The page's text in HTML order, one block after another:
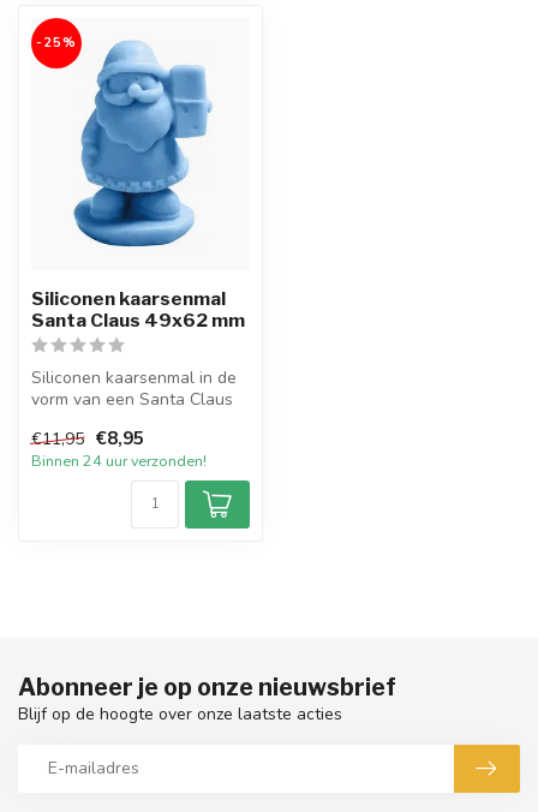
-25%
Siliconen kaarsenmal
Santa Claus 49x62 mm
Siliconen kaarsenmal in de
vorm van een Santa Claus
...
€11,95 €8,95
Binnen 24 uur verzonden!
Abonneer je op onze nieuwsbrief
Blijf op de hoogte over onze laatste acties